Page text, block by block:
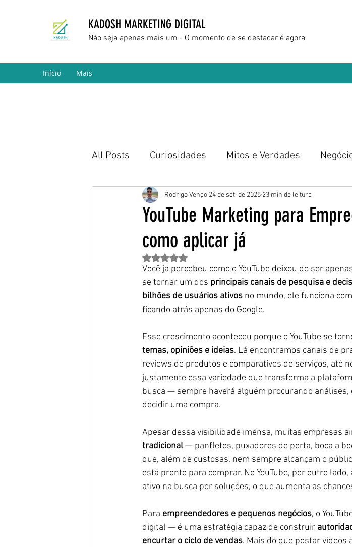
KADOSH MARKETING DIGITAL
Não seja apenas mais um - O momento de se destacar é agora
Início Mais
All Posts Curiosidades Mitos e Verdades
Marketing Digital Empreendedorismo
YouTube Marketing para
como aplicar já
Rodrigo Venço 24 de set. de 2025 23 min de leitura
Avaliado com NaN de 5 estrelas.
Você já percebeu como o YouTube deixou de ser
se tornar um dos principais canais de pesquisa e
bilhões de usuários ativos no mundo, ele funciona
ficando atrás apenas do Google.
Esse crescimento aconteceu porque o YouTube se
temas, opiniões e ideias. Lá encontramos canais de
reviews de produtos e comparativos de serviços, até
justamente essa variedade que transforma a
busca — sempre haverá alguém procurando
decidir uma compra.
Apesar dessa visibilidade imensa, muitas empresas
tradicional — panfletos, puxadores de porta, boca a
que, além de custosas, nem sempre alcançam o
está pronto para comprar. No YouTube, por outro
ativo na busca por soluções, o que aumenta as
Para empreendedores e pequenos negócios, o
digital — é uma estratégia capaz de construir
encurtar o ciclo de vendas. Mais do que postar